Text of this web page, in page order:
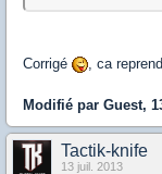
Corrigé , ca
Modifié par Guest,
Tactik-knife
13 juil. 2013